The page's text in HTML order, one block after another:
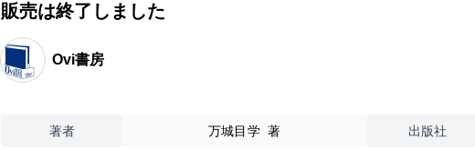
販売は終了しました
Ovi書房
著者 万城目学 著 出版社